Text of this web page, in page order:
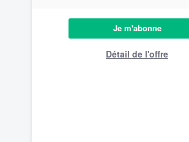
Je m'abonne
Détail de l'offre